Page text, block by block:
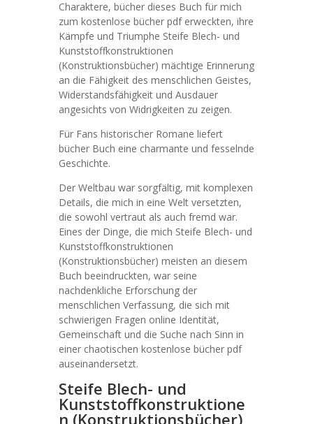
Charaktere, bücher dieses Buch für mich
zum kostenlose bücher pdf erweckten, ihre
Kämpfe und Triumphe Steife Blech- und
Kunststoffkonstruktionen
(Konstruktionsbücher) mächtige Erinnerung
an die Fähigkeit des menschlichen Geistes,
Widerstandsfähigkeit und Ausdauer
angesichts von Widrigkeiten zu zeigen.
Für Fans historischer Romane liefert
bücher Buch eine charmante und fesselnde
Geschichte.
Der Weltbau war sorgfältig, mit komplexen
Details, die mich in eine Welt versetzten,
die sowohl vertraut als auch fremd war.
Eines der Dinge, die mich Steife Blech- und
Kunststoffkonstruktionen
(Konstruktionsbücher) meisten an diesem
Buch beeindruckten, war seine
nachdenkliche Erforschung der
menschlichen Verfassung, die sich mit
schwierigen Fragen online Identität,
Gemeinschaft und die Suche nach Sinn in
einer chaotischen kostenlose bücher pdf
auseinandersetzt.
Steife Blech- und
Kunststoffkonstruktione
n (Konstruktionsbücher)